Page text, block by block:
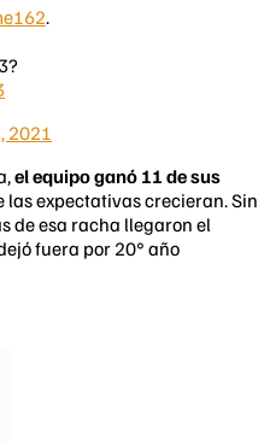
.
2021
el equipo ganó 11 de sus
las expectativas crecieran. Sin
de esa racha llegaron el
fuera por 20° año